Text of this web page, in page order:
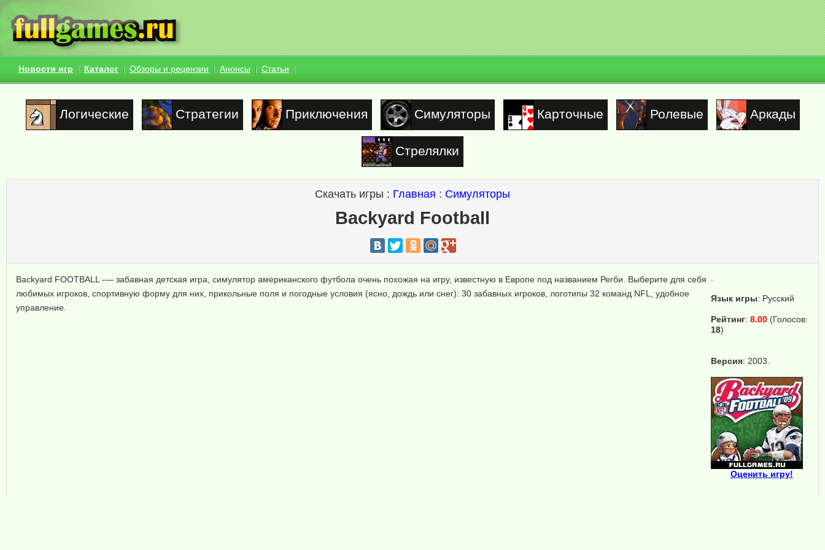
Новости игр Каталог Обзоры и рецензии Анонсы Статьи
Логические Стратегии Приключения Симуляторы Карточные Ролевые Аркады
Стрелялки
Скачать игры : Главная : Симуляторы
Backyard Football
Язык игры: Русский
Рейтинг: 8.00 (Голосов:
18)
Версия: 2003.
Оценить игру!
Backyard FOOTBALL -— забавная детская игра, симулятор американского футбола очень похожая на игру, известную в Европе под названием Регби. Выберите для себя
любимых игроков, спортивную форму для них, прикольные поля и погодные условия (ясно, дождь или снег): 30 забавных игроков, логотипы 32 команд NFL, удобное
управление.